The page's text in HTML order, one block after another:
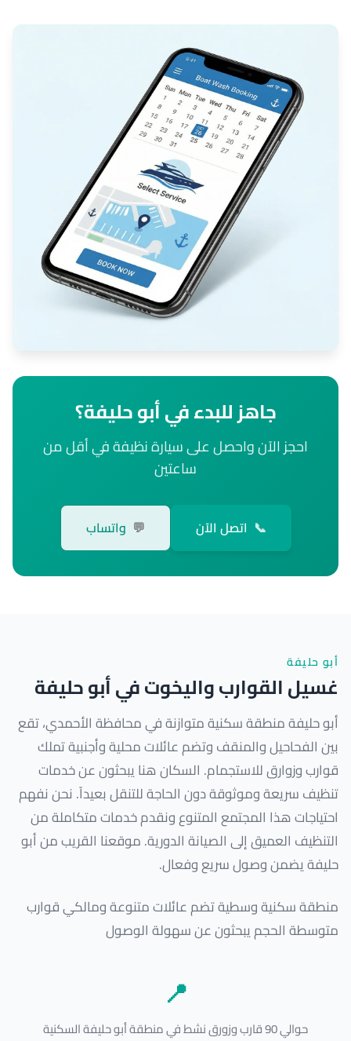
جاهز للبدء في أبو حليفة؟
احجز الآن واحصل على سيارة نظيفة في أقل من
ساعتين
📞 اتصل الآن 💬 واتساب
أبو حليفة
غسيل القوارب واليخوت في أبو حليفة
أبو حليفة منطقة سكنية متوازنة في محافظة الأحمدي، تقع
بين الفحاحيل والمنقف وتضم عائلات محلية وأجنبية تملك
قوارب وزوارق للاستجمام. السكان هنا يبحثون عن خدمات
تنظيف سريعة وموثوقة دون الحاجة للتنقل بعيداً. نحن نفهم
احتياجات هذا المجتمع المتنوع ونقدم خدمات متكاملة من
التنظيف العميق إلى الصيانة الدورية. موقعنا القريب من أبو
حليفة يضمن وصول سريع وفعال.
منطقة سكنية وسطية تضم عائلات متنوعة ومالكي قوارب
متوسطة الحجم يبحثون عن سهولة الوصول
📍
حوالي 90 قارب وزورق نشط في منطقة أبو حليفة السكنية